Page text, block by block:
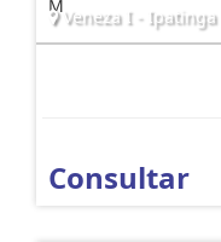
MVeneza I - Ipatinga
Consultar